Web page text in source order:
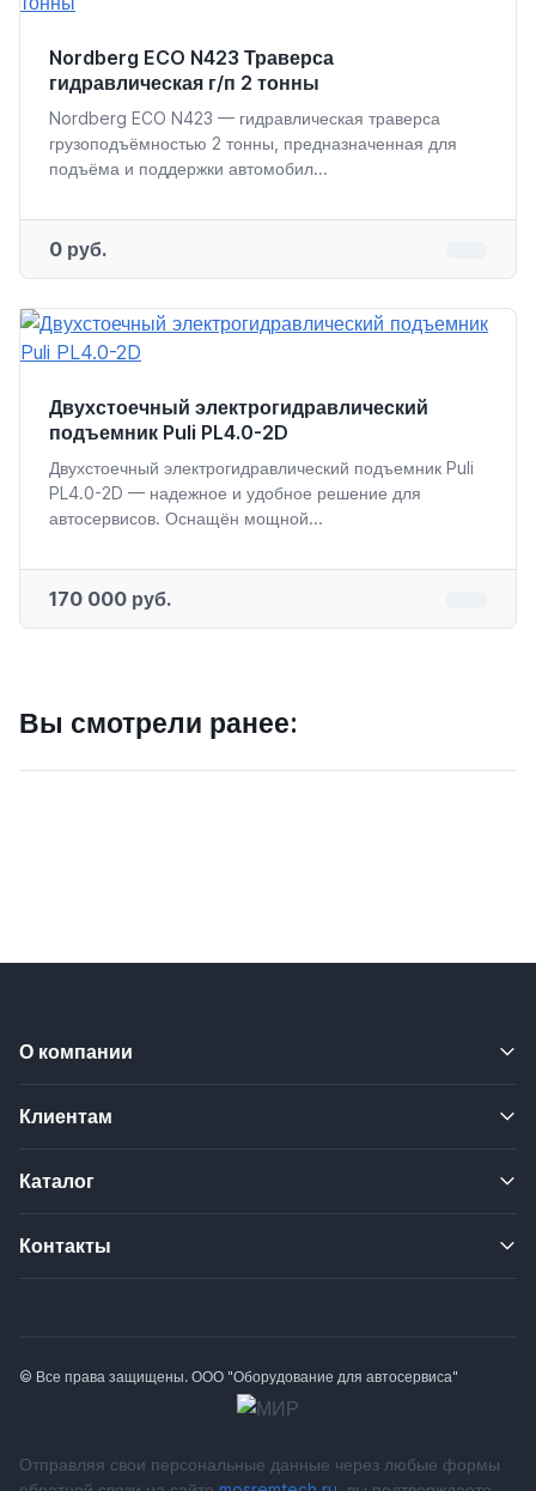
Nordberg ECO N423 Траверса
гидравлическая г/п 2 тонны
Nordberg ECO N423 — гидравлическая траверса
грузоподъёмностью 2 тонны, предназначенная для
подъёма и поддержки автомобил...
0 руб.
Двухстоечный электрогидравлический
подъемник Puli PL4.0-2D
Двухстоечный электрогидравлический подъемник Puli
PL4.0-2D — надежное и удобное решение для
автосервисов. Оснащён мощной...
170 000 руб.
Вы смотрели ранее:
О компании
Клиентам
Каталог
Контакты
© Все права защищены. ООО "Оборудование для автосервиса"
Отправляя свои персональные данные через любые формы